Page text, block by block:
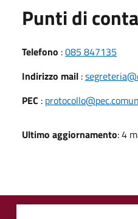
Punti di
Telefono :085 847135
Indirizzo mail :
PEC :
Ultimo aggiornamento: 4